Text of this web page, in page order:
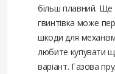
більш плавний.
гвинтівка може
шкоди для
любите купувати
варіант. Газова